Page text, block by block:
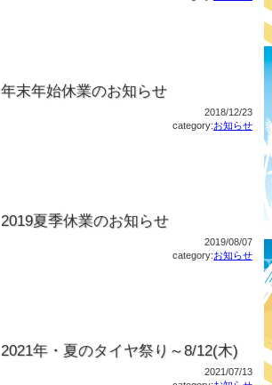
年末年始休業のお知らせ
2018/12/23
category:お知らせ
2019夏季休業のお知らせ
2019/08/07
category:お知らせ
2021年・夏のタイヤ祭り～8/12(木)
2021/07/13